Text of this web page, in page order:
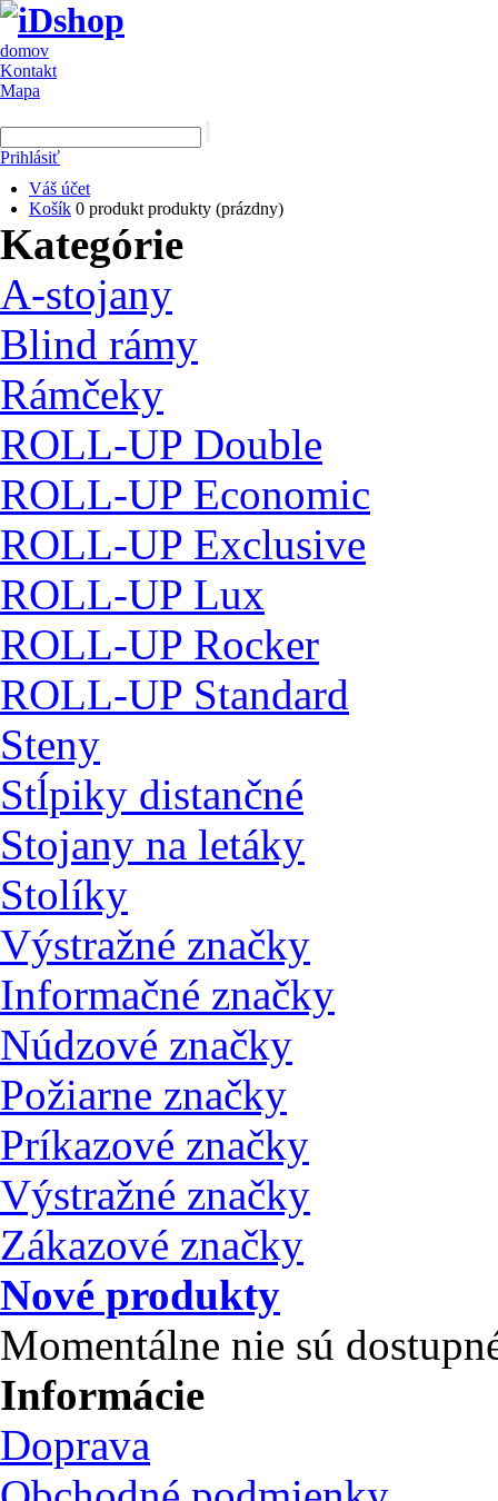
domov
Kontakt
Mapa
Prihlásiť
Váš účet
Košík 0 produkt produkty (prázdny)
Kategórie
A-stojany
Blind rámy
Rámčeky
ROLL-UP Double
ROLL-UP Economic
ROLL-UP Exclusive
ROLL-UP Lux
ROLL-UP Rocker
ROLL-UP Standard
Steny
Stĺpiky distančné
Stojany na letáky
Stolíky
Výstražné značky
Informačné značky
Núdzové značky
Požiarne značky
Príkazové značky
Výstražné značky
Zákazové značky
Nové produkty
Momentálne nie sú
Informácie
Doprava